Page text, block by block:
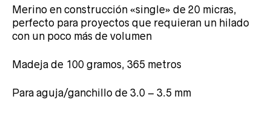
Merino en construcción «single» de 20 micras,
perfecto para proyectos que requieran un hilado
con un poco más de volumen
Madeja de 100 gramos, 365 metros
Para aguja/ganchillo de 3.0 – 3.5 mm